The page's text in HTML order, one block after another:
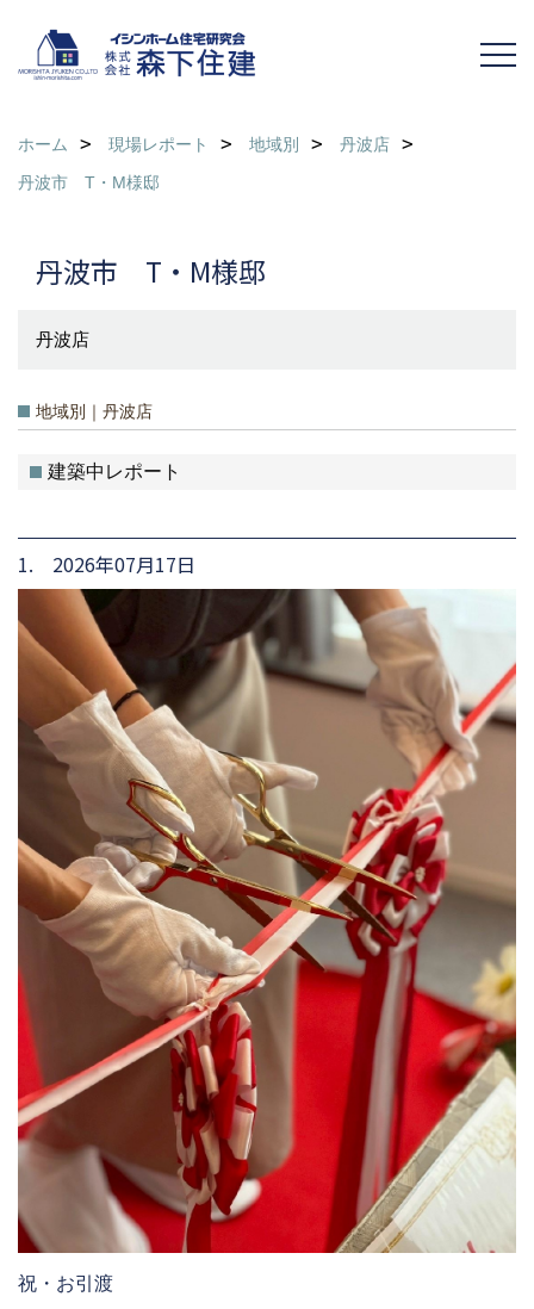
ホーム 現場レポート 地域別
丹波店
丹波市 T・M様邸
丹波市 T・M様邸
丹波店
地域別｜丹波店
建築中レポート
1. 2026年07月17日
祝・お引渡